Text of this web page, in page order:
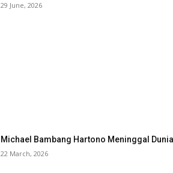
29 June, 2026
Michael Bambang Hartono Meninggal
22 March, 2026